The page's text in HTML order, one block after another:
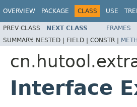
OVERVIEW PACKAGE CLASS USE
PREV CLASS NEXT CLASS FRAMES
SUMMARY: NESTED | FIELD | CONSTR |
Interface